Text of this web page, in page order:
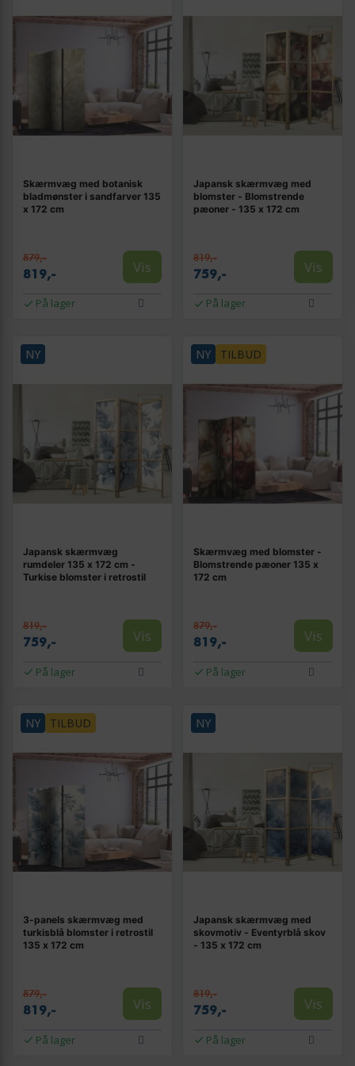
Skærmvæg med botanisk
bladmønster i sandfarver 135
x 172 cm
879,-
819,- Vis
På lager
Japansk skærmvæg med
blomster - Blomstrende
pæoner - 135 x 172 cm
819,-
759,- Vis
På lager
NY
Japansk skærmvæg
rumdeler 135 x 172 cm -
Turkise blomster i retrostil
819,-
759,- Vis
På lager
NY TILBUD
Skærmvæg med blomster -
Blomstrende pæoner 135 x
172 cm
879,-
819,- Vis
På lager
NY TILBUD
3-panels skærmvæg med
turkisblå blomster i retrostil
135 x 172 cm
879,-
819,- Vis
På lager
NY
Japansk skærmvæg med
skovmotiv - Eventyrblå skov
- 135 x 172 cm
819,-
759,- Vis
På lager